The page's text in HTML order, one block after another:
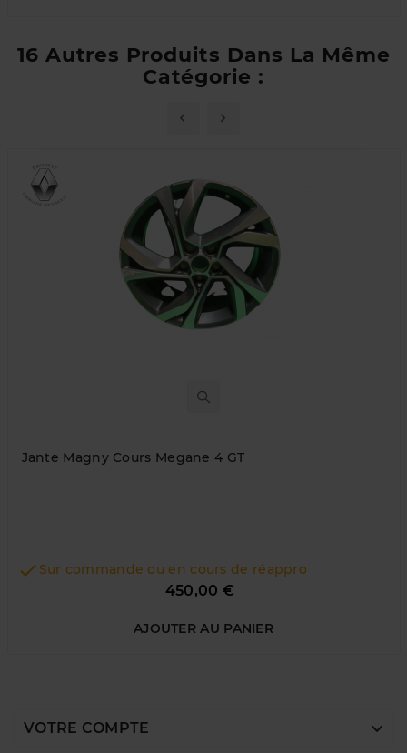
16 Autres Produits Dans La Même
Catégorie :
Jante Magny Cours Megane 4 GT
 Sur commande ou en cours de réappro
450,00 €
AJOUTER AU PANIER
VOTRE COMPTE 